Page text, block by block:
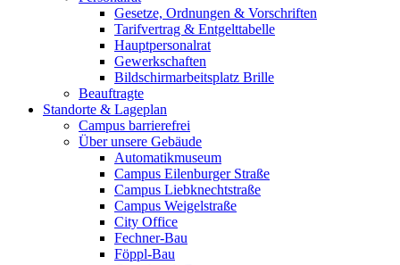
Gesetze, Ordnungen & Vorschriften
Tarifvertrag & Entgelttabelle
Hauptpersonalrat
Gewerkschaften
Bildschirmarbeitsplatz Brille
Beauftragte
Standorte & Lageplan
Campus barrierefrei
Über unsere Gebäude
Automatikmuseum
Campus Eilenburger Straße
Campus Liebknechtstraße
Campus Weigelstraße
City Office
Fechner-Bau
Föppl-Bau